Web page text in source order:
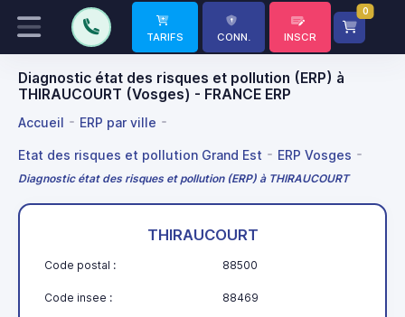
TARIFS CONN. INSCR
0
Diagnostic état des risques et pollution (ERP) à
THIRAUCOURT (Vosges) - FRANCE ERP
Accueil ERP par ville
Etat des risques et pollution Grand Est ERP Vosges
Diagnostic état des risques et pollution (ERP) à THIRAUCOURT
THIRAUCOURT
Code postal : 88500
Code insee : 88469